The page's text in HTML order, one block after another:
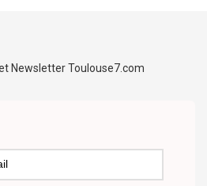
Newsletter Toulouse7.com